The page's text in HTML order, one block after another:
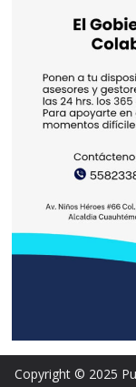
Copyright © 2025